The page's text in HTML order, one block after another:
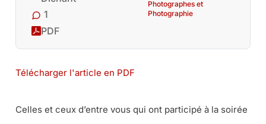
1
PDF
Photographes et
Photographie
Télécharger l'article en PDF
Celles et ceux d’entre vous qui ont participé à la soirée